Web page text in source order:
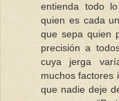
entienda todo
quien es cada
que sepa quien
precisión a
cuya jerga
muchos factores
que nadie deje